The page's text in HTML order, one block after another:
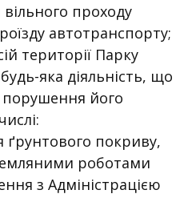
проходу
автотранспорту;
території Парку
яка діяльність, що
порушення його
покриву,
роботами
з Адміністрацією